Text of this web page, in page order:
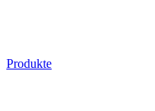
Produkte